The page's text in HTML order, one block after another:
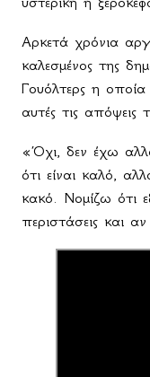
Αρκετά χρόνια
καλεσμένος της
Γουόλτερς η
αυτές τις απόψεις
«Όχι, δεν έχω
ότι είναι καλό,
κακό. Νομίζω ότι
περιστάσεις και